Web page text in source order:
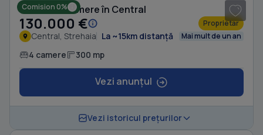
Comision 0%
Casă cu 4 camere în Central
130.000 € Proprietar
Central, Strehaia La ~15km distanță Mai mult de un an
4 camere 300 mp
Vezi anunțul
Vezi istoricul prețurilor